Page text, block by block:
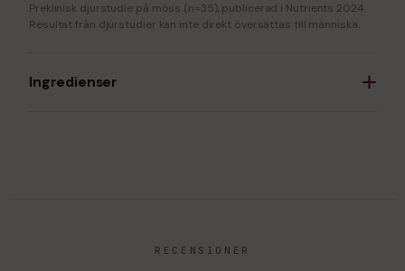
Preklinisk djurstudie på möss (n=35), publicerad i Nutrients 2024.
Resultat från djurstudier kan inte direkt översättas till människa.
Ingredienser
RECENSIONER